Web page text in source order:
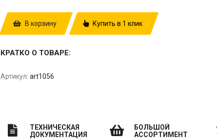
В корзину Купить в 1 клик
КРАТКО О ТОВАРЕ:
Артикул: art1056
ТЕХНИЧЕСКАЯ
ДОКУМЕНТАЦИЯ
БОЛЬШОЙ
АССОРТИМЕНТ